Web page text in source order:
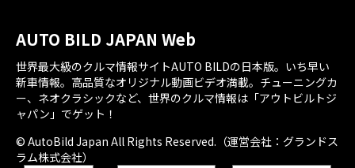
AUTO BILD JAPAN Web
世界最大級のクルマ情報サイトAUTO BILDの日本版。いち早い
新車情報。高品質なオリジナル動画ビデオ満載。チューニングカ
ー、ネオクラシックなど、世界のクルマ情報は「アウトビルトジ
ャパン」でゲット！
© AutoBild Japan All Rights Reserved.（運営会社：グランドス
ラム株式会社）